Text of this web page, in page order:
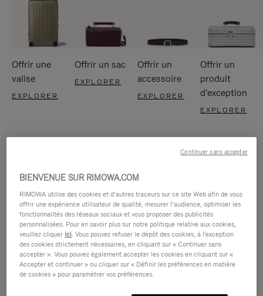
Offrir une
valise
EXPLORER
Offrir un sac
EXPLORER
Offrir un
accessoire
EXPLORER
Offrir un
produit
d'exception
EXPLORER
LA LE
BIENVENUE SUR RIMOWA.COM
RIMOWA utilise des cookies et d’autres traceurs sur ce site Web afin de vous
offrir une expérience utilisateur de qualité, mesurer l’audience, optimiser les
fonctionnalités des réseaux sociaux et vous proposer des publicités
personnalisées. Pour en savoir plus sur notre politique relative aux cookies,
veuillez cliquer ici. Vous pouvez refuser le dépôt des cookies, à l'exception
des cookies strictement nécessaires, en cliquant sur « Continuer sans
accepter ». Vous pouvez également accepter les cookies en cliquant sur «
Accepter et continuer » ou cliquer sur « Définir les préférences en matière
de cookies » pour paramétrer vos préférences.
Continuer sans accepter